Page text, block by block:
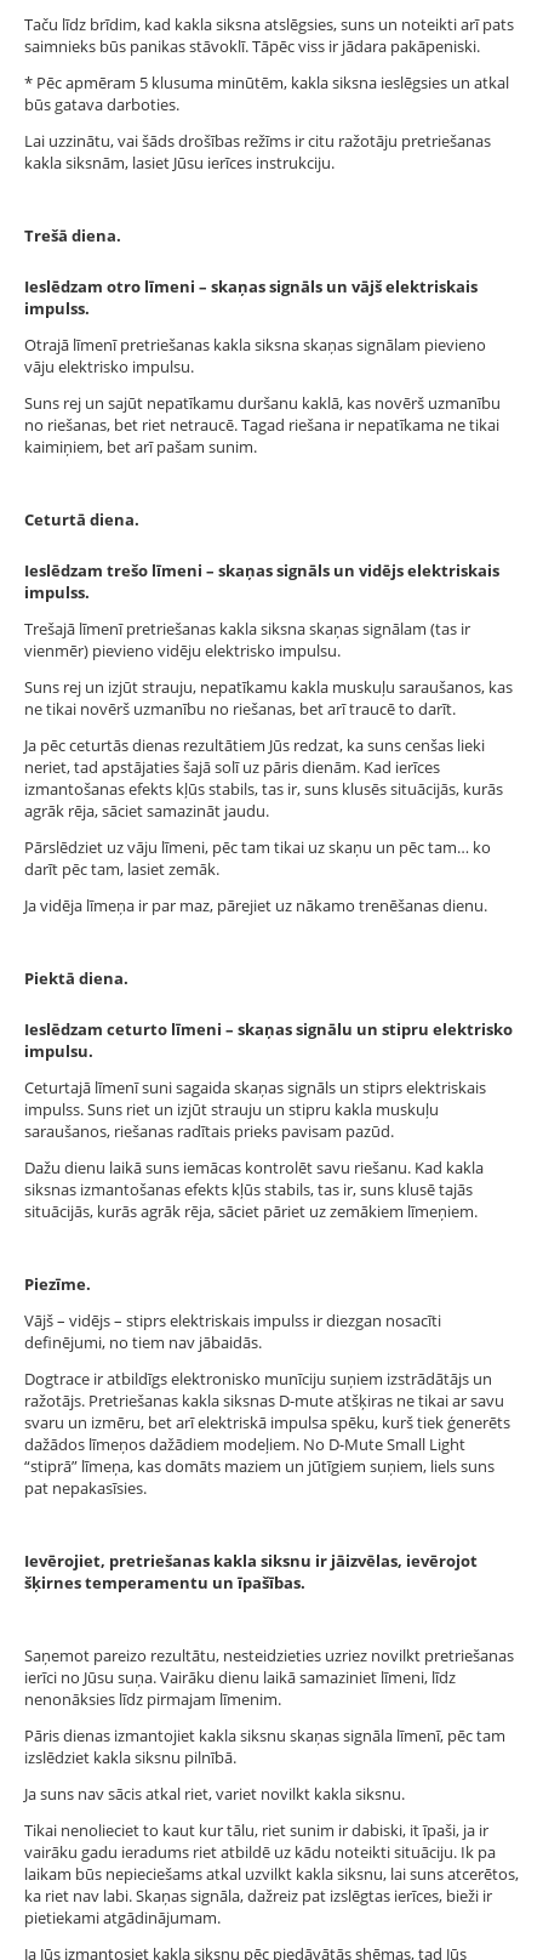
Taču līdz brīdim, kad kakla siksna atslēgsies, suns un noteikti arī pats
saimnieks būs panikas stāvoklī. Tāpēc viss ir jādara pakāpeniski.
* Pēc apmēram 5 klusuma minūtēm, kakla siksna ieslēgsies un atkal
būs gatava darboties.
Lai uzzinātu, vai šāds drošības režīms ir citu ražotāju pretriešanas
kakla siksnām, lasiet Jūsu ierīces instrukciju.
Trešā diena.
Ieslēdzam otro līmeni – skaņas signāls un vājš elektriskais
impulss.
Otrajā līmenī pretriešanas kakla siksna skaņas signālam pievieno
vāju elektrisko impulsu.
Suns rej un sajūt nepatīkamu duršanu kaklā, kas novērš uzmanību
no riešanas, bet riet netraucē. Tagad riešana ir nepatīkama ne tikai
kaimiņiem, bet arī pašam sunim.
Ceturtā diena.
Ieslēdzam trešo līmeni – skaņas signāls un vidējs elektriskais
impulss.
Trešajā līmenī pretriešanas kakla siksna skaņas signālam (tas ir
vienmēr) pievieno vidēju elektrisko impulsu.
Suns rej un izjūt strauju, nepatīkamu kakla muskuļu saraušanos, kas
ne tikai novērš uzmanību no riešanas, bet arī traucē to darīt.
Ja pēc ceturtās dienas rezultātiem Jūs redzat, ka suns cenšas lieki
neriet, tad apstājaties šajā solī uz pāris dienām. Kad ierīces
izmantošanas efekts kļūs stabils, tas ir, suns klusēs situācijās, kurās
agrāk rēja, sāciet samazināt jaudu.
Pārslēdziet uz vāju līmeni, pēc tam tikai uz skaņu un pēc tam… ko
darīt pēc tam, lasiet zemāk.
Ja vidēja līmeņa ir par maz, pārejiet uz nākamo trenēšanas dienu.
Piektā diena.
Ieslēdzam ceturto līmeni – skaņas signālu un stipru elektrisko
impulsu.
Ceturtajā līmenī suni sagaida skaņas signāls un stiprs elektriskais
impulss. Suns riet un izjūt strauju un stipru kakla muskuļu
saraušanos, riešanas radītais prieks pavisam pazūd.
Dažu dienu laikā suns iemācas kontrolēt savu riešanu. Kad kakla
siksnas izmantošanas efekts kļūs stabils, tas ir, suns klusē tajās
situācijās, kurās agrāk rēja, sāciet pāriet uz zemākiem līmeņiem.
Piezīme.
Vājš – vidējs – stiprs elektriskais impulss ir diezgan nosacīti
definējumi, no tiem nav jābaidās.
Dogtrace ir atbildīgs elektronisko munīciju suņiem izstrādātājs un
ražotājs. Pretriešanas kakla siksnas D-mute atšķiras ne tikai ar savu
svaru un izmēru, bet arī elektriskā impulsa spēku, kurš tiek ģenerēts
dažādos līmeņos dažādiem modeļiem. No D-Mute Small Light
“stiprā” līmeņa, kas domāts maziem un jūtīgiem suņiem, liels suns
pat nepakasīsies.
Ievērojiet, pretriešanas kakla siksnu ir jāizvēlas, ievērojot
šķirnes temperamentu un īpašības.
Saņemot pareizo rezultātu, nesteidzieties uzriez novilkt pretriešanas
ierīci no Jūsu suņa. Vairāku dienu laikā samaziniet līmeni, līdz
nenonāksies līdz pirmajam līmenim.
Pāris dienas izmantojiet kakla siksnu skaņas signāla līmenī, pēc tam
izslēdziet kakla siksnu pilnībā.
Ja suns nav sācis atkal riet, variet novilkt kakla siksnu.
Tikai nenolieciet to kaut kur tālu, riet sunim ir dabiski, it īpaši, ja ir
vairāku gadu ieradums riet atbildē uz kādu noteikti situāciju. Ik pa
laikam būs nepieciešams atkal uzvilkt kakla siksnu, lai suns atcerētos,
ka riet nav labi. Skaņas signāla, dažreiz pat izslēgtas ierīces, bieži ir
pietiekami atgādinājumam.
Ja Jūs izmantosiet kakla siksnu pēc piedāvātās shēmas, tad Jūs